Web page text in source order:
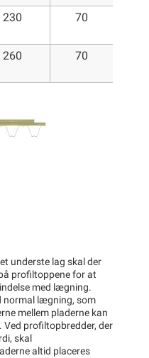
230 70
260 70
underste lag skal der
profiltoppene for at
med lægning.
normal lægning, som
mellem pladerne kan
Ved profiltopbredder, der
skal
altid placeres